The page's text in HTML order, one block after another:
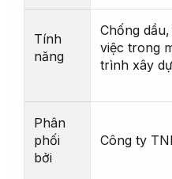
Tính
năng
Chống
việc trong
trình xây
Phân
phối
bởi
Công ty